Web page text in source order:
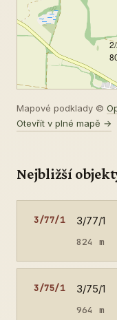
Mapové podklady ©
Otevřít v plné mapě →
Nejbližší
3/77/1 3/77/1
824 m
3/75/1 3/75/1
964 m